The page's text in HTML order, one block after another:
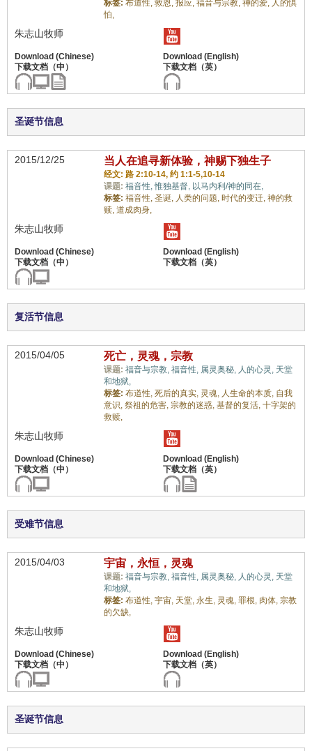
标签: 布道性, 救恩, 报应, 福音与宗教, 神的爱, 人的惧
怕,
朱志山牧师
圣诞节信息
2015/12/25 当人在追寻新体验，神赐下独生子
经文: 路 2:10-14, 约 1:1-5,10-14
课题: 福音性,惟独基督, 以马内利/神的同在,
标签: 福音性, 圣诞, 人类的问题, 时代的变迁, 神的救
赎, 道成肉身,
朱志山牧师
复活节信息
2015/04/05 死亡，灵魂，宗教
课题: 福音与宗教, 福音性, 属灵奥秘, 人的心灵, 天堂
和地狱,
标签: 布道性, 死后的真实, 灵魂, 人生命的本质, 自我
意识, 祭祖的危害, 宗教的迷惑, 基督的复活, 十字架的
救赎,
朱志山牧师
受难节信息
2015/04/03 宇宙，永恒，灵魂
课题: 福音与宗教, 福音性, 属灵奥秘, 人的心灵, 天堂
和地狱,
标签: 布道性, 宇宙, 天堂, 永生, 灵魂, 罪根, 肉体, 宗教
的欠缺,
朱志山牧师
圣诞节信息